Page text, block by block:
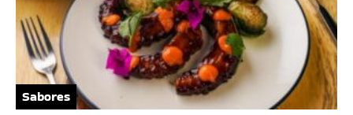
Sabores